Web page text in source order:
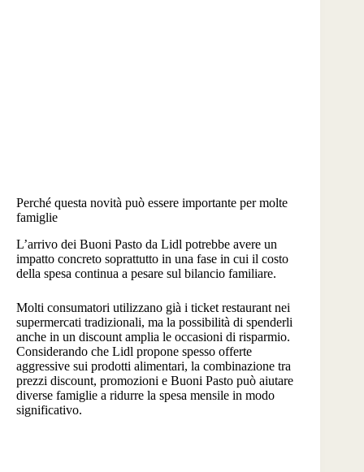
Perché questa novità può essere importante per molte
famiglie
L’arrivo dei Buoni Pasto da Lidl potrebbe avere un
impatto concreto soprattutto in una fase in cui il costo
della spesa continua a pesare sul bilancio familiare.
Molti consumatori utilizzano già i ticket restaurant nei
supermercati tradizionali, ma la possibilità di spenderli
anche in un discount amplia le occasioni di risparmio.
Considerando che Lidl propone spesso offerte
aggressive sui prodotti alimentari, la combinazione tra
prezzi discount, promozioni e Buoni Pasto può aiutare
diverse famiglie a ridurre la spesa mensile in modo
significativo.